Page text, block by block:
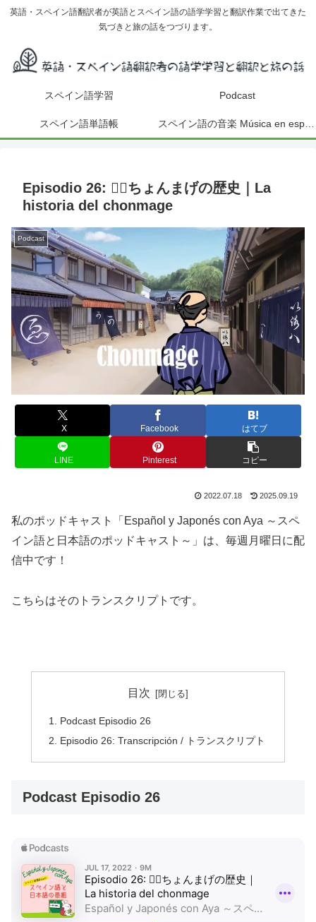
英語・スペイン語翻訳者が英語とスペイン語の語学学習と翻訳作業で出てきた
気づきと旅の話をつづります。
スペイン語学習 Podcast
スペイン語単語帳
Episodio 26: 💇‍♂️ちょんまげの歴史｜La
historia del chonmage
Podcast
X Facebook はてブ
LINE Pinterest コピー
2022.07.18 2025.09.19
私のポッドキャスト「Español y Japonés con Aya ～スペ
イン語と日本語のポッドキャスト～」は、毎週月曜日に配
信中です！
こちらはそのトランスクリプトです。
目次
Podcast Episodio 26
Episodio 26: Transcripción / トランスクリプト
Podcast Episodio 26